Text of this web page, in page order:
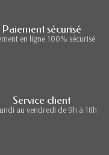
Paiement sécurisé
en ligne 100% sécurisé
Service client
au vendredi de 9h à 18h